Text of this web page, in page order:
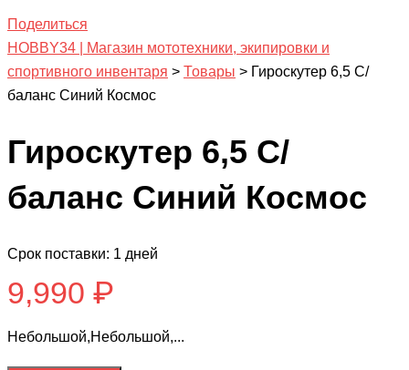
Поделиться
HOBBY34 | Магазин мототехники, экипировки и
спортивного инвентаря > Товары > Гироскутер 6,5 С/
баланс Синий Космос
Гироскутер 6,5 С/
баланс Синий Космос
Срок поставки: 1 дней
9,990 ₽
Небольшой,Небольшой,...